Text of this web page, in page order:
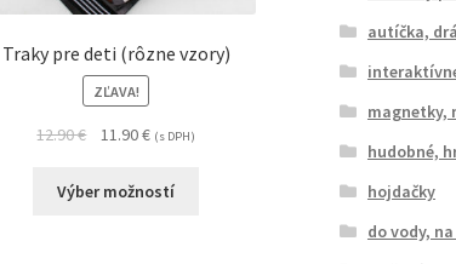
Traky pre deti (rôzne vzory)
ZĽAVA!
12.90€ 11.90€ (s DPH)
Výber možností
autíčka,
magnetky,
hudobné,
hojdačky
do vody,